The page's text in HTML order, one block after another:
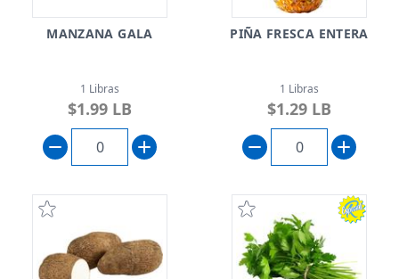
MANZANA GALA
1 Libras
$1.99 LB
PIÑA FRESCA ENTERA
1 Libras
$1.29 LB